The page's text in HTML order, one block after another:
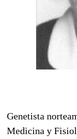
Genetista
Medicina y